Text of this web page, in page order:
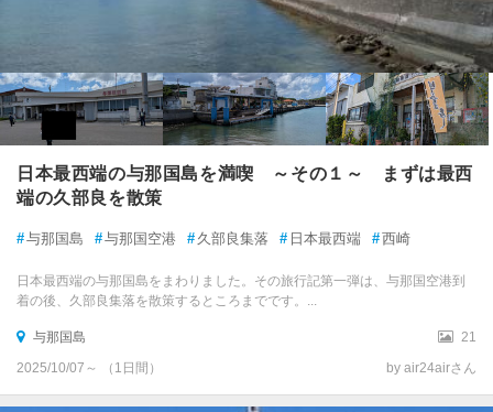
日本最西端の与那国島を満喫 ～その１～ まずは最西
端の久部良を散策
#与那国島 #与那国空港 # 久部良集落 # 日本最西端 #西崎
日本最西端の与那国島をまわりました。その旅行記第一弾は、与那国空港到
着の後、久部良集落を散策するところまでです。...
与那国島
21
2025/10/07～ （1日間）
by air24airさん